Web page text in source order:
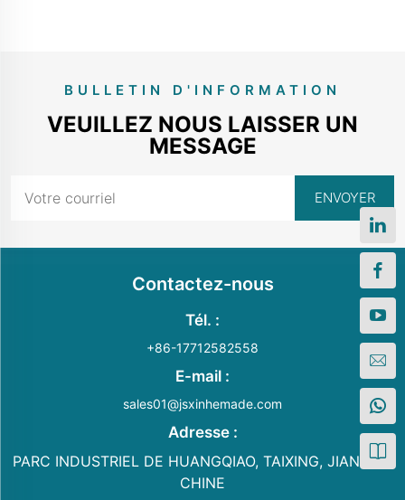
BULLETIN D'INFORMATION
VEUILLEZ NOUS LAISSER UN
MESSAGE
Contactez-nous
Tél. :
+86-17712582558
E-mail :
sales01@jsxinhemade.com
Adresse :
PARC INDUSTRIEL DE HUANGQIAO, TAIXING, JIANGSU,
CHINE